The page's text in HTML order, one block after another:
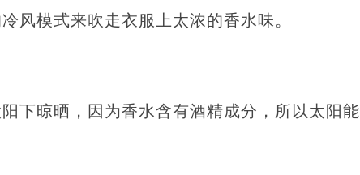
风模式来吹走衣服上太浓的香水味。
下晾晒，因为香水含有酒精成分，所以太阳能